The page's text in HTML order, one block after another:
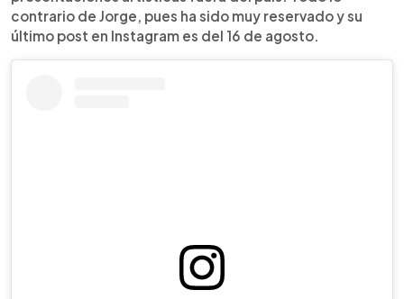
contrario de Jorge, pues ha sido muy reservado y su
último post en Instagram es del 16 de agosto.